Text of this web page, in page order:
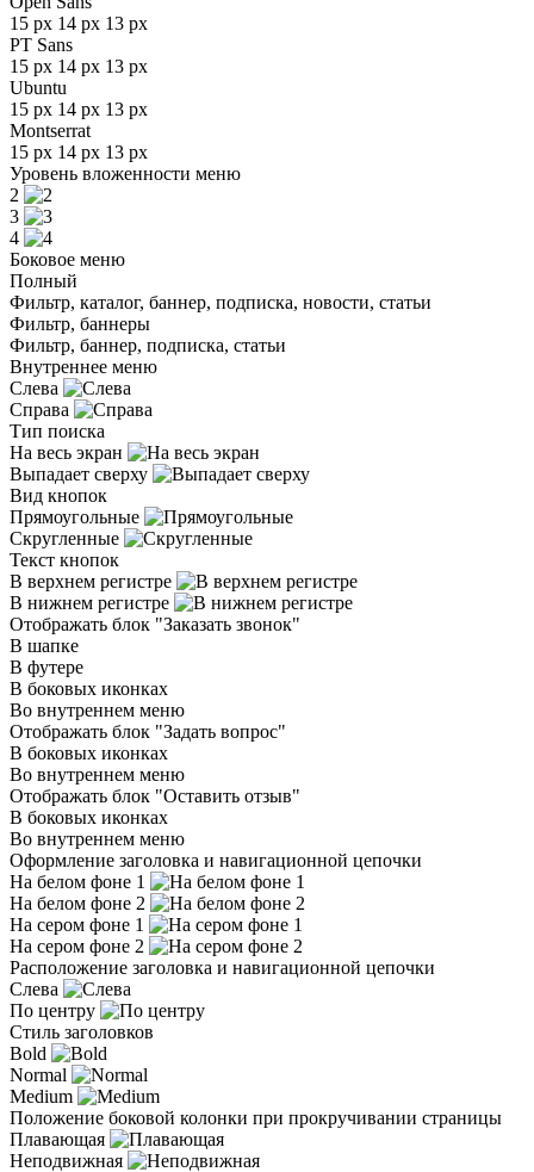
15 px 14 px 13 px
PT Sans
15 px 14 px 13 px
Ubuntu
15 px 14 px 13 px
Montserrat
15 px 14 px 13 px
Уровень вложенности меню
2
3
4
Боковое меню
Полный
Фильтр, каталог, баннер, подписка, новости, статьи
Фильтр, баннеры
Фильтр, баннер, подписка, статьи
Внутреннее меню
Слева
Справа
Тип поиска
На весь экран
Выпадает сверху
Вид кнопок
Прямоугольные
Скругленные
Текст кнопок
В верхнем регистре
В нижнем регистре
Отображать блок "Заказать звонок"
В шапке
В футере
В боковых иконках
Во внутреннем меню
Отображать блок "Задать вопрос"
В боковых иконках
Во внутреннем меню
Отображать блок "Оставить отзыв"
В боковых иконках
Во внутреннем меню
Оформление заголовка и навигационной цепочки
На белом фоне 1
На белом фоне 2
На сером фоне 1
На сером фоне 2
Расположение заголовка и навигационной цепочки
Слева
По центру
Стиль заголовков
Bold
Normal
Medium
Положение боковой колонки при прокручивании страницы
Плавающая
Неподвижная